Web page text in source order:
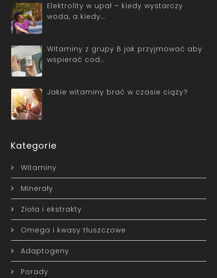
Elektrolity w upał – kiedy wystarczy
woda, a kiedy…
Witaminy z grupy B jak przyjmować aby
wspierać cod…
Jakie witaminy brać w czasie ciąży?
Kategorie
Witaminy
Minerały
Zioła i ekstrakty
Omega i kwasy tłuszczowe
Adaptogeny
Porady